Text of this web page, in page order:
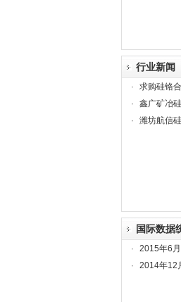
行业新闻
· 求购硅铬
·
鑫广矿冶
·
潍坊航信
国际数据
· 2015年6
·
2014年12